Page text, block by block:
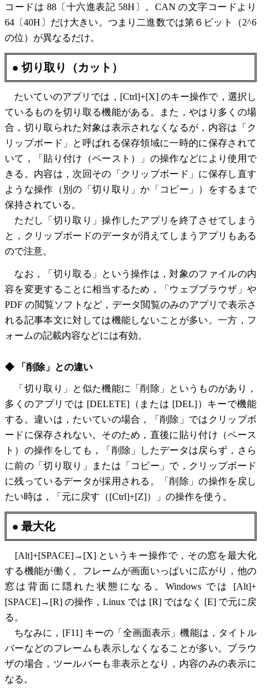
コードは 88〔十六進表記 58H〕。CAN の文字コードより
64〔40H〕だけ大きい。つまり二進数では第６ビット（2^6
の位）が異なるだけ。
● 切り取り（カット）
たいていのアプリでは，[Ctrl]+[X] のキー操作で，選択し
ているものを切り取る機能がある。また，やはり多くの場
合，切り取られた対象は表示されなくなるが，内容は「ク
リップボード」と呼ばれる保存領域に一時的に保存されて
いて，「貼り付け（ペースト）」の操作などにより使用で
きる。内容は，次回その「クリップボード」に保存し直す
ような操作（別の「切り取り」か「コピー」）をするまで
保持されている。
ただし「切り取り」操作したアプリを終了させてしまう
と，クリップボードのデータが消えてしまうアプリもある
ので注意。
なお，「切り取る」という操作は，対象のファイルの内
容を変更することに相当するため，「ウェブブラウザ」や
PDF の閲覧ソフトなど，データ閲覧のみのアプリで表示さ
れる記事本文に対しては機能しないことが多い。一方，フ
ォームの記載内容などには有効。
◆ 「削除」との違い
「切り取り」と似た機能に「削除」というものがあり，
多くのアプリでは [DELETE]（または [DEL]）キーで機能
する。違いは，たいていの場合，「削除」ではクリップボ
ードに保存されない。そのため，直後に貼り付け（ペース
ト）の操作をしても，「削除」したデータは戻らず，さら
に前の「切り取り」または「コピー」で，クリップボード
に残っているデータが採用される。「削除」の操作を戻し
たい時は，「元に戻す（[Ctrl]+[Z]）」の操作を使う。
● 最大化
[Alt]+[SPACE]→[X] というキー操作で，その窓を最大化
する機能が働く。フレームが画面いっぱいに広がり，他の
窓は背面に隠れた状態になる。Windows では [Alt]+
[SPACE]→[R] の操作，Linux では [R] ではなく [E] で元に戻
る。
ちなみに，[F11] キーの「全画面表示」機能は，タイトル
バーなどのフレームも表示しなくなることが多い。ブラウ
ザの場合，ツールバーも非表示となり，内容のみの表示に
なる。